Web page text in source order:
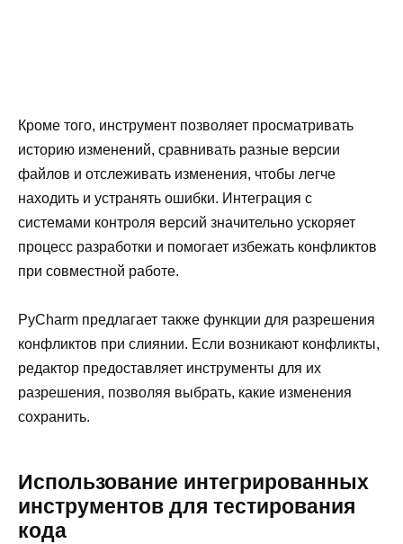
Кроме того, инструмент позволяет просматривать
историю изменений, сравнивать разные версии
файлов и отслеживать изменения, чтобы легче
находить и устранять ошибки. Интеграция с
системами контроля версий значительно ускоряет
процесс разработки и помогает избежать конфликтов
при совместной работе.
PyCharm предлагает также функции для разрешения
конфликтов при слиянии. Если возникают конфликты,
редактор предоставляет инструменты для их
разрешения, позволяя выбрать, какие изменения
сохранить.
Использование интегрированных
инструментов для тестирования
кода